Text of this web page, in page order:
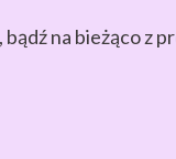
na bieżąco z